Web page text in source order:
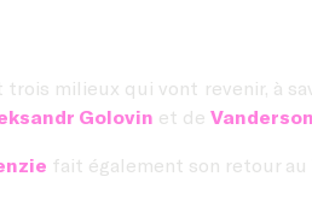
trois milieux qui vont revenir, à
Golovin et de Vanderson
fait également son retour au